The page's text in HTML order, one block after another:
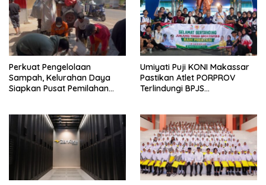
Perkuat Pengelolaan
Sampah, Kelurahan Daya
Siapkan Pusat Pemilahan
Umiyati Puji KONI Makassar
Pastikan Atlet PORPROV
Terlindungi BPJS